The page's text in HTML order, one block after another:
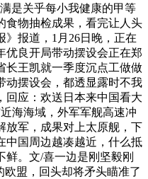
是关乎每小我健康的甲等
食物抽检成果，看完让人头
》报道，1月26日晚，正在
优良开局带动摆设会正在郑
长王凯就一季度沉点工做做
动摆设会，都透显露时不我
回应：欢送日本来中国看大
海海域，外军军舰高速冲
放军，成果对上太原舰，下
中国周边越凑越近，什么抵
。文/喜一边是刚坚毅刚
欧盟，回头却将矛头瞄准了